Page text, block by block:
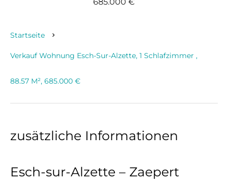
Startseite
Verkauf Wohnung Esch-Sur-Alzette, 1 Schlafzimmer ,
88.57 M², 685.000 €
zusätzliche Informationen
Esch-sur-Alzette – Zaepert